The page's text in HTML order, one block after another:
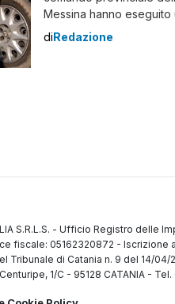
Messina hanno
emesso dal tribunale di
di Redazione
S.R.L.S. - Ufficio Registro delle
fiscale: 05162320872 - Iscrizione
Tribunale di Catania n. 9 del 14/04/
1/C - 95128 CATANIA - Tel.